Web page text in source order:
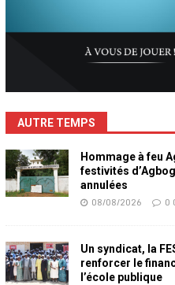
AUTRE TEMPS
Hommage à feu
festivités
annulées
08/08/2026 0
Un syndicat, la
renforcer le
l’école publique